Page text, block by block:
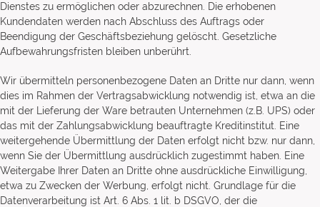
Dienstes zu ermöglichen oder abzurechnen. Die erhobenen
Kundendaten werden nach Abschluss des Auftrags oder
Beendigung der Geschäftsbeziehung gelöscht. Gesetzliche
Aufbewahrungsfristen bleiben unberührt.
Wir übermitteln personenbezogene Daten an Dritte nur dann, wenn
dies im Rahmen der Vertragsabwicklung notwendig ist, etwa an die
mit der Lieferung der Ware betrauten Unternehmen (z.B. UPS) oder
das mit der Zahlungsabwicklung beauftragte Kreditinstitut. Eine
weitergehende Übermittlung der Daten erfolgt nicht bzw. nur dann,
wenn Sie der Übermittlung ausdrücklich zugestimmt haben. Eine
Weitergabe Ihrer Daten an Dritte ohne ausdrückliche Einwilligung,
etwa zu Zwecken der Werbung, erfolgt nicht. Grundlage für die
Datenverarbeitung ist Art. 6 Abs. 1 lit. b DSGVO, der die